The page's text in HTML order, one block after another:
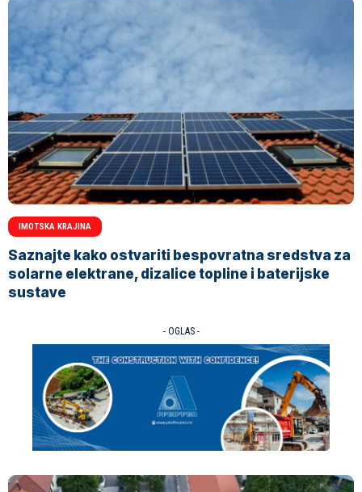
IMOTSKA KRAJINA
Saznajte kako ostvariti bespovratna sredstva za
solarne elektrane, dizalice topline i baterijske
sustave
- OGLAS -